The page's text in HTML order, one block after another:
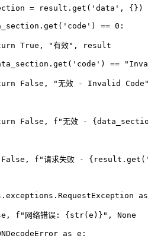
= result.get( 'data' , {})
'code' ) == 0 :
True , "有效" , result
'code' ) ==
False ,
"无效 - Invalid
False , f "无效 - {
False , f "请求失败 - { result.get(
as
, f "网络错误: {str(e) } " , None
as e: